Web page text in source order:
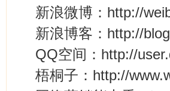
新浪微博：http://
新浪博客：http://
QQ空间：http://
梧桐子：http://